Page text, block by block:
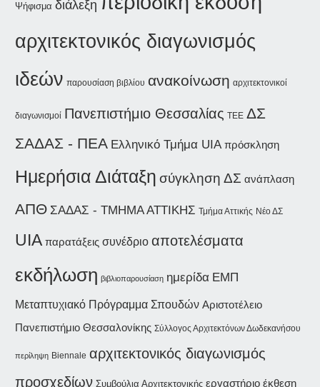
Ψήφισμα διάλεξη
αρχιτεκτονικός διαγωνισμός
ιδεών παρουσίαση βιβλίου ανακοίνωση αρχιτεκτονικοί
διαγωνισμοί Πανεπιστήμιο Θεσσαλίας ΤΕΕ ΔΣ
ΣΑΔΑΣ - ΠΕΑ Ελληνικό Τμήμα UIA πρόσκληση
Ημερήσια Διάταξη σύγκληση ΔΣ ανάπλαση
ΑΠΘ ΣΑΔΑΣ - ΤΜΗΜΑ ΑΤΤΙΚΗΣ Τμήμα Αττικής Νέο ΔΣ
UIA παρατάξεις συνέδριο αποτελέσματα
εκδήλωση βιβλιοπαρουσίαση ημερίδα ΕΜΠ
Μεταπτυχιακό Πρόγραμμα Σπουδών Αριστοτέλειο
Πανεπιστήμιο Θεσσαλονίκης Σύλλογος Αρχιτεκτόνων Δωδεκανήσου
περίληψη Biennale αρχιτεκτονικός διαγωνισμός
προσχεδίων Συμβούλια Αρχιτεκτονικής εργαστήριο έκθεση